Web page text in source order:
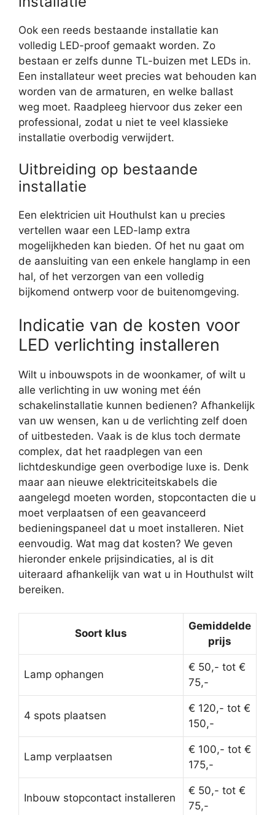
Ook een reeds bestaande installatie kan
volledig LED-proof gemaakt worden. Zo
bestaan er zelfs dunne TL-buizen met LEDs in.
Een installateur weet precies wat behouden kan
worden van de armaturen, en welke ballast
weg moet. Raadpleeg hiervoor dus zeker een
professional, zodat u niet te veel klassieke
installatie overbodig verwijdert.
Uitbreiding op bestaande
installatie
Een elektricien uit Houthulst kan u precies
vertellen waar een LED-lamp extra
mogelijkheden kan bieden. Of het nu gaat om
de aansluiting van een enkele hanglamp in een
hal, of het verzorgen van een volledig
bijkomend ontwerp voor de buitenomgeving.
Indicatie van de kosten voor
LED verlichting installeren
Wilt u inbouwspots in de woonkamer, of wilt u
alle verlichting in uw woning met één
schakelinstallatie kunnen bedienen? Afhankelijk
van uw wensen, kan u de verlichting zelf doen
of uitbesteden. Vaak is de klus toch dermate
complex, dat het raadplegen van een
lichtdeskundige geen overbodige luxe is. Denk
maar aan nieuwe elektriciteitskabels die
aangelegd moeten worden, stopcontacten die u
moet verplaatsen of een geavanceerd
bedieningspaneel dat u moet installeren. Niet
eenvoudig. Wat mag dat kosten? We geven
hieronder enkele prijsindicaties, al is dit
uiteraard afhankelijk van wat u in Houthulst wilt
bereiken.
Soort klus
Gemiddelde
prijs
Lamp ophangen
€ 50,- tot €
75,-
4 spots plaatsen
€ 120,- tot €
150,-
Lamp verplaatsen
€ 100,- tot €
175,-
Inbouw stopcontact installeren
€ 50,- tot €
75,-